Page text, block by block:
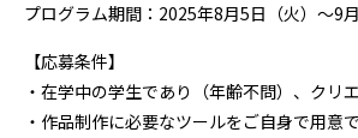
プログラム期間：2025年8月5日（火）〜9
【応募条件】
・在学中の学生であり（年齢不問）、クリ
・作品制作に必要なツールをご自身で用意